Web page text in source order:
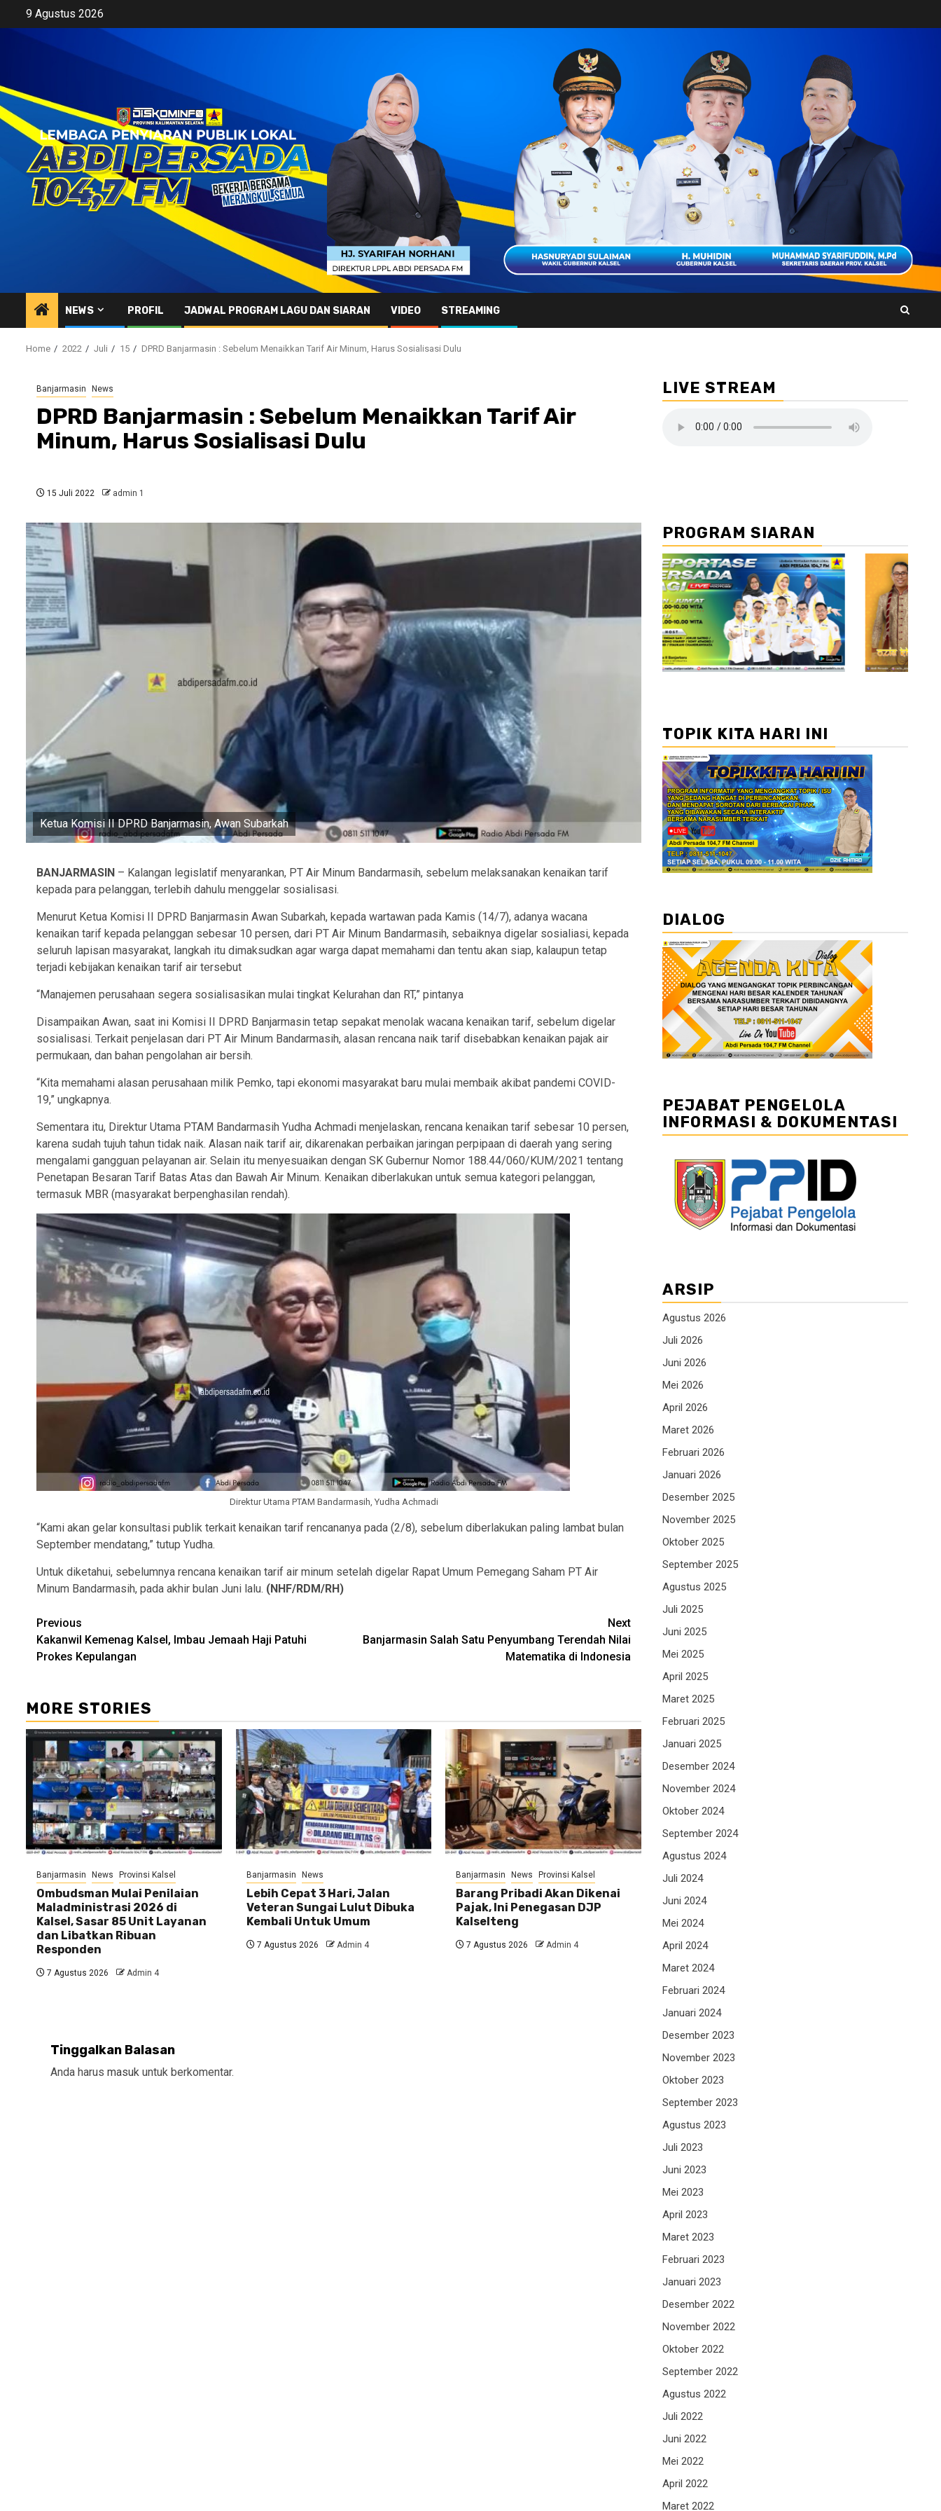
content
9 Agustus 2026
NEWS PROFIL JADWAL PROGRAM LAGU DAN SIARAN VIDEO STREAMING
Home 2022 Juli 15 DPRD Banjarmasin : Sebelum Menaikkan Tarif Air Minum, Harus Sosialisasi Dulu
Banjarmasin News
DPRD Banjarmasin : Sebelum Menaikkan Tarif Air
Minum, Harus Sosialisasi Dulu
15 Juli 2022 admin 1
Ketua Komisi II DPRD Banjarmasin, Awan Subarkah
BANJARMASIN – Kalangan legislatif menyarankan, PT Air Minum Bandarmasih, sebelum melaksanakan kenaikan tarif
kepada para pelanggan, terlebih dahulu menggelar sosialisasi.
Menurut Ketua Komisi II DPRD Banjarmasin Awan Subarkah, kepada wartawan pada Kamis (14/7), adanya wacana
kenaikan tarif kepada pelanggan sebesar 10 persen, dari PT Air Minum Bandarmasih, sebaiknya digelar sosialiasi, kepada
seluruh lapisan masyarakat, langkah itu dimaksudkan agar warga dapat memahami dan tentu akan siap, kalaupun tetap
terjadi kebijakan kenaikan tarif air tersebut
“Manajemen perusahaan segera sosialisasikan mulai tingkat Kelurahan dan RT,” pintanya
Disampaikan Awan, saat ini Komisi II DPRD Banjarmasin tetap sepakat menolak wacana kenaikan tarif, sebelum digelar
sosialisasi. Terkait penjelasan dari PT Air Minum Bandarmasih, alasan rencana naik tarif disebabkan kenaikan pajak air
permukaan, dan bahan pengolahan air bersih.
“Kita memahami alasan perusahaan milik Pemko, tapi ekonomi masyarakat baru mulai membaik akibat pandemi COVID-
19,” ungkapnya.
Sementara itu, Direktur Utama PTAM Bandarmasih Yudha Achmadi menjelaskan, rencana kenaikan tarif sebesar 10 persen,
karena sudah tujuh tahun tidak naik. Alasan naik tarif air, dikarenakan perbaikan jaringan perpipaan di daerah yang sering
mengalami gangguan pelayanan air. Selain itu menyesuaikan dengan SK Gubernur Nomor 188.44/060/KUM/2021 tentang
Penetapan Besaran Tarif Batas Atas dan Bawah Air Minum. Kenaikan diberlakukan untuk semua kategori pelanggan,
termasuk MBR (masyarakat berpenghasilan rendah).
Direktur Utama PTAM Bandarmasih, Yudha Achmadi
“Kami akan gelar konsultasi publik terkait kenaikan tarif rencananya pada (2/8), sebelum diberlakukan paling lambat bulan
September mendatang,” tutup Yudha.
Untuk diketahui, sebelumnya rencana kenaikan tarif air minum setelah digelar Rapat Umum Pemegang Saham PT Air
Minum Bandarmasih, pada akhir bulan Juni lalu. (NHF/RDM/RH)
Continue
Reading
Previous
Kakanwil Kemenag Kalsel, Imbau Jemaah Haji Patuhi
Prokes Kepulangan
Next
Banjarmasin Salah Satu Penyumbang Terendah Nilai
Matematika di Indonesia
MORE STORIES
Banjarmasin News Provinsi Kalsel
Ombudsman Mulai Penilaian
Maladministrasi 2026 di
Kalsel, Sasar 85 Unit Layanan
dan Libatkan Ribuan
Responden
7 Agustus 2026 Admin 4
Banjarmasin News
Lebih Cepat 3 Hari, Jalan
Veteran Sungai Lulut Dibuka
Kembali Untuk Umum
7 Agustus 2026 Admin 4
Banjarmasin News Provinsi Kalsel
Barang Pribadi Akan Dikenai
Pajak, Ini Penegasan DJP
Kalselteng
7 Agustus 2026 Admin 4
Tinggalkan Balasan
Anda harus masuk untuk berkomentar.
LIVE STREAM
PROGRAM SIARAN
//1 //2
TOPIK KITA HARI INI
DIALOG
PEJABAT PENGELOLA
INFORMASI & DOKUMENTASI
ARSIP
Agustus 2026
Juli 2026
Juni 2026
Mei 2026
April 2026
Maret 2026
Februari 2026
Januari 2026
Desember 2025
November 2025
Oktober 2025
September 2025
Agustus 2025
Juli 2025
Juni 2025
Mei 2025
April 2025
Maret 2025
Februari 2025
Januari 2025
Desember 2024
November 2024
Oktober 2024
September 2024
Agustus 2024
Juli 2024
Juni 2024
Mei 2024
April 2024
Maret 2024
Februari 2024
Januari 2024
Desember 2023
November 2023
Oktober 2023
September 2023
Agustus 2023
Juli 2023
Juni 2023
Mei 2023
April 2023
Maret 2023
Februari 2023
Januari 2023
Desember 2022
November 2022
Oktober 2022
September 2022
Agustus 2022
Juli 2022
Juni 2022
Mei 2022
April 2022
Maret 2022